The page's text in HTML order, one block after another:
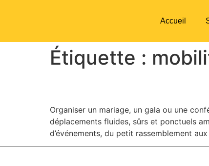
Accueil
Étiquette :
Organiser un mariage, un gala ou une
déplacements fluides, sûrs et ponctuels
d’événements, du petit rassemblement